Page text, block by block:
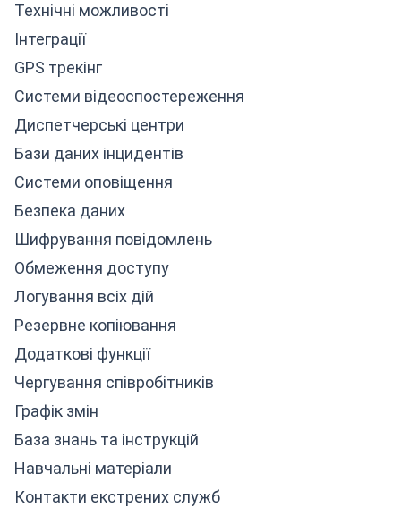
Технічні можливості
Інтеграції
GPS трекінг
Системи відеоспостереження
Диспетчерські центри
Бази даних інцидентів
Системи оповіщення
Безпека даних
Шифрування повідомлень
Обмеження доступу
Логування всіх дій
Резервне копіювання
Додаткові функції
Чергування співробітників
Графік змін
База знань та інструкцій
Навчальні матеріали
Контакти екстрених служб